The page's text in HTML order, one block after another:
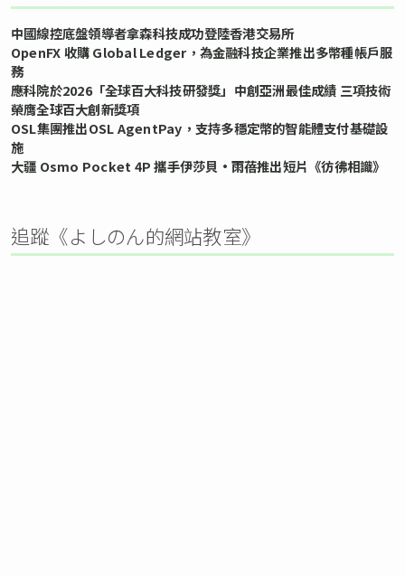
中國線控底盤領導者拿森科技成功登陸香港交易所
OpenFX 收購 Global Ledger，為金融科技企業推出多幣種帳戶服
務
應科院於2026「全球百大科技研發獎」中創亞洲最佳成績 三項技術
榮膺全球百大創新獎項
OSL集團推出OSL AgentPay，支持多穩定幣的智能體支付基礎設
施
大疆 Osmo Pocket 4P 攜手伊莎貝•雨蓓推出短片《彷彿相識》
追蹤《よしのん的網站教室》